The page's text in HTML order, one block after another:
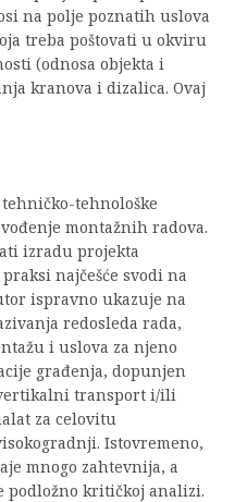
na polje poznatih uslova
treba poštovati u okviru
(odnosa objekta i
kranova i dizalica. Ovaj
tehnološke
montažnih radova.
izradu projekta
najčešće svodi na
ispravno ukazuje na
redosleda rada,
i uslova za njeno
građenja, dopunjen
transport i/ili
za celovitu
Istovremeno,
mnogo zahtevnija, a
podložno kritičkoj analizi.